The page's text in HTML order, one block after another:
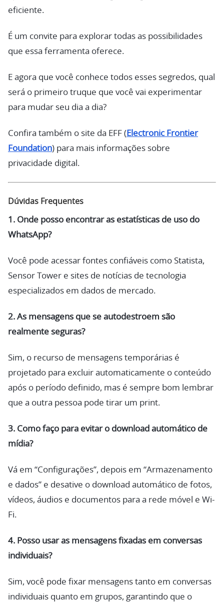
eficiente.
É um convite para explorar todas as possibilidades
que essa ferramenta oferece.
E agora que você conhece todos esses segredos, qual
será o primeiro truque que você vai experimentar
para mudar seu dia a dia?
Confira também o site da EFF (Electronic Frontier
Foundation) para mais informações sobre
privacidade digital.
Dúvidas Frequentes
1. Onde posso encontrar as estatísticas de uso do
WhatsApp?
Você pode acessar fontes confiáveis como Statista,
Sensor Tower e sites de notícias de tecnologia
especializados em dados de mercado.
2. As mensagens que se autodestroem são
realmente seguras?
Sim, o recurso de mensagens temporárias é
projetado para excluir automaticamente o conteúdo
após o período definido, mas é sempre bom lembrar
que a outra pessoa pode tirar um print.
3. Como faço para evitar o download automático de
mídia?
Vá em “Configurações”, depois em “Armazenamento
e dados” e desative o download automático de fotos,
vídeos, áudios e documentos para a rede móvel e Wi-
Fi.
4. Posso usar as mensagens fixadas em conversas
individuais?
Sim, você pode fixar mensagens tanto em conversas
individuais quanto em grupos, garantindo que o